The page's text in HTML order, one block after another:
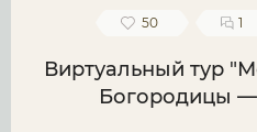
50 1
Виртуальный тур
Богородицы